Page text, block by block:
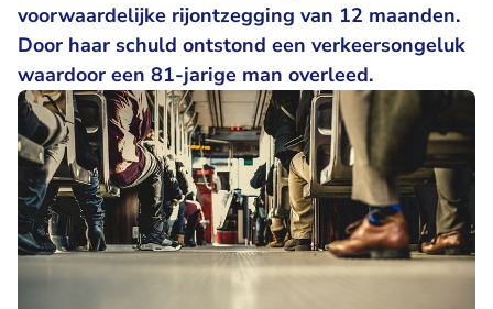
voorwaardelijke rijontzegging van 12 maanden.
Door haar schuld ontstond een verkeersongeluk
waardoor een 81-jarige man overleed.